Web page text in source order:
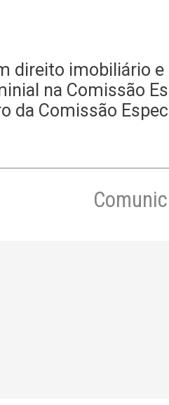
direito imobiliário
na Comissão
da Comissão